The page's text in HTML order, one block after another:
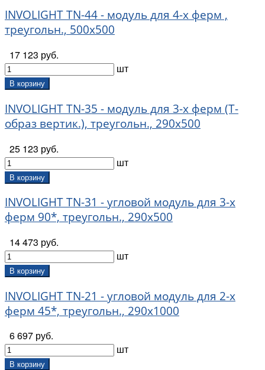
INVOLIGHT TN-44 - модуль для 4-х ферм ,
треугольн., 500х500
17 123 руб.
шт
В корзину
INVOLIGHT TN-35 - модуль для 3-х ферм (Т-
образ вертик.), треугольн., 290х500
25 123 руб.
шт
В корзину
INVOLIGHT TN-31 - угловой модуль для 3-х
ферм 90*, треугольн., 290х500
14 473 руб.
шт
В корзину
INVOLIGHT TN-21 - угловой модуль для 2-х
ферм 45*, треугольн., 290х1000
6 697 руб.
шт
В корзину